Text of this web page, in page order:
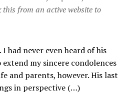
from an active website to
had never even heard of his
my sincere condolences
and parents, however. His last
in perspective (…)